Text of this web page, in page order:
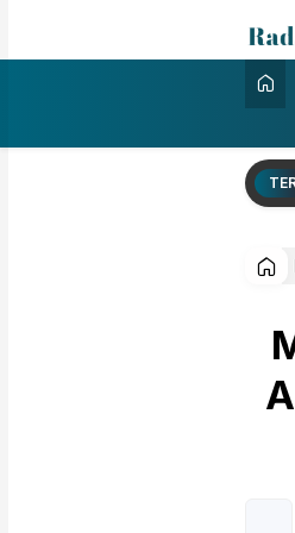
Enak
Lolos Semifinal Piala AFF Usai